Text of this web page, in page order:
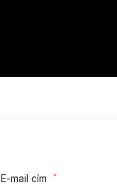
mail cím *